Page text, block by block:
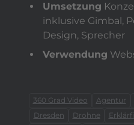
Umsetzung
inklusive Gimbal,
Design, Sprecher
Verwendung
360 Grad Video Agentur
Dresden
Drohne